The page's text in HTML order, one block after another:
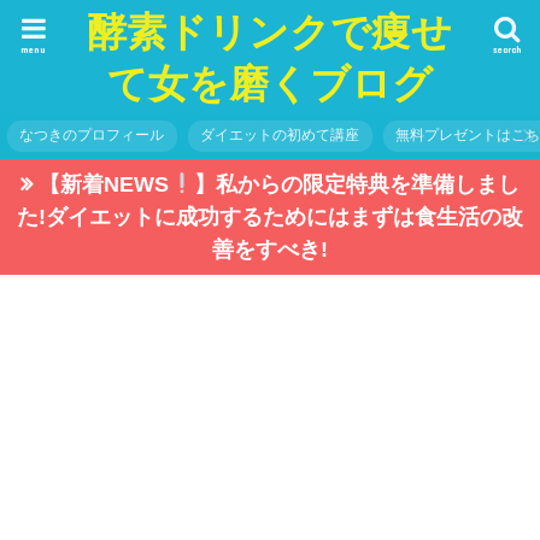
酵素ドリンクで痩せ
て女を磨くブログ
search
menu
なつきのプロフィール ダイエットの初めて講座 無料プレゼントはこ
【新着NEWS
】私からの限定特典を準備しまし
た!ダイエットに成功するためにはまずは食生活の改
善をすべき!